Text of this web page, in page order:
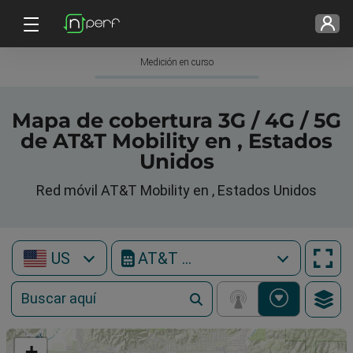
Medición en curso
Mapa de cobertura 3G / 4G / 5G
de AT&T Mobility en , Estados
Unidos
Red móvil AT&T Mobility en , Estados Unidos
US AT&T Mobility